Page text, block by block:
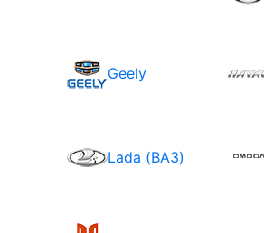
Geely
Lada (ВАЗ)